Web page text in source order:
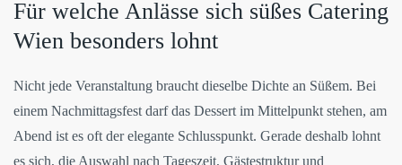
Für welche Anlässe sich süßes Catering
Wien besonders lohnt
Nicht jede Veranstaltung braucht dieselbe Dichte an Süßem. Bei
einem Nachmittagsfest darf das Dessert im Mittelpunkt stehen, am
Abend ist es oft der elegante Schlusspunkt. Gerade deshalb lohnt
es sich, die Auswahl nach Tageszeit, Gästestruktur und